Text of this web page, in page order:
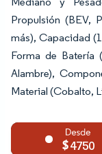
Propulsión (BEV,
más), Capacidad
Forma de Batería
Alambre),
Material (Cobalto,
4750